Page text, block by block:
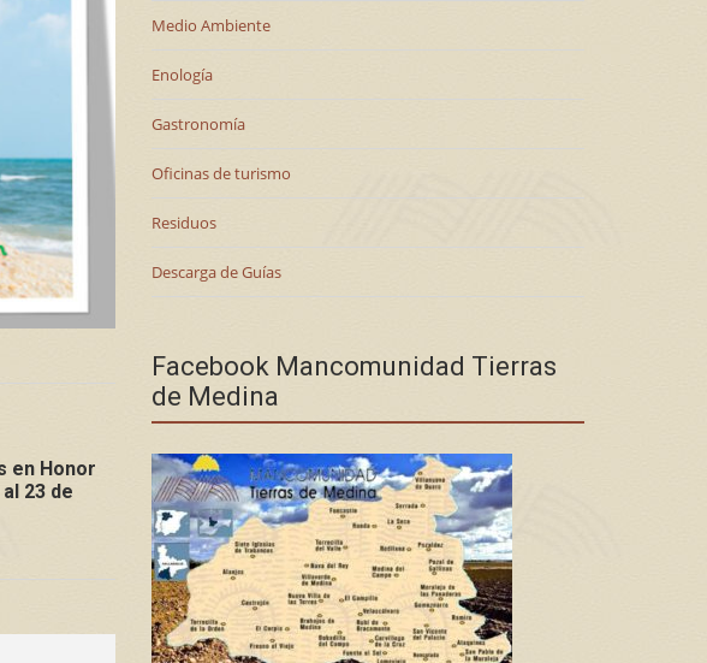
en Honor
23 de
Medio Ambiente
Enología
Gastronomía
Oficinas de turismo
Residuos
Descarga de Guías
Facebook Mancomunidad Tierras
de Medina